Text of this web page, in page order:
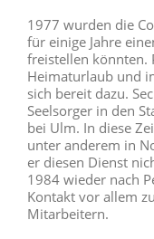
1977 wurden die
für einige Jahre
freistellen könnten.
Heimaturlaub und
sich bereit dazu.
Seelsorger in den
bei Ulm. In diese
unter anderem in
er diesen Dienst
1984 wieder nach
Kontakt vor allem
Mitarbeitern.